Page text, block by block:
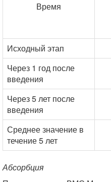
Время
Исходный этап
Через 1 год после
введения
Через 5 лет после
введения
Среднее значение в
течение 5 лет
Абсорбция